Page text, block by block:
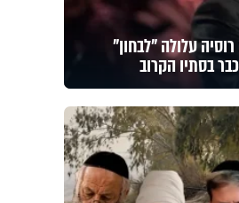
עלולה "לבחון"
בסתיו הקרוב